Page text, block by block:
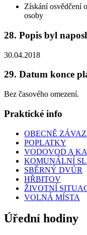
Získání osvědčení
osoby
28. Popis byl
30.04.2018
29. Datum konce
Bez časového omezení.
Praktické info
OBECNĚ
POPLATKY
VODOVOD A
KOMUNÁLNÍ
SBĚRNÝ DVŮR
HŘBITOV
ŽIVOTNÍ
VOLNÁ MÍSTA
Úřední hodiny